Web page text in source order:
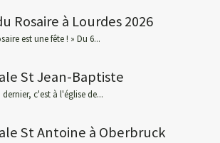
Rosaire à Lourdes 2026
est une fête ! » Du 6...
St Jean-Baptiste
c'est à l'église de...
St Antoine à Oberbruck